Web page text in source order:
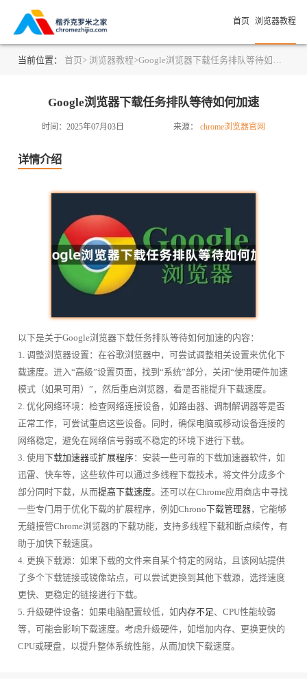
首页 浏览器教程
当前位置： 首页> 浏览器教程>Google浏览器下载任务排队等待如何加速
Google浏览器下载任务排队等待如何加速
时间：2025年07月03日 来源： chrome浏览器官网
详情介绍
以下是关于Google浏览器下载任务排队等待如何加速的内容：
1. 调整浏览器设置：在谷歌浏览器中，可尝试调整相关设置来优化下
载速度。进入“高级”设置页面，找到“系统”部分，关闭“使用硬件加速
模式（如果可用）”，然后重启浏览器，看是否能提升下载速度。
2. 优化网络环境：检查网络连接设备，如路由器、调制解调器等是否
正常工作，可尝试重启这些设备。同时，确保电脑或移动设备连接的
网络稳定，避免在网络信号弱或不稳定的环境下进行下载。
3. 使用下载加速器或扩展程序：安装一些可靠的下载加速器软件，如
迅雷、快车等，这些软件可以通过多线程下载技术，将文件分成多个
部分同时下载，从而提高下载速度。还可以在Chrome应用商店中寻找
一些专门用于优化下载的扩展程序，例如Chrono下载管理器，它能够
无缝接管Chrome浏览器的下载功能，支持多线程下载和断点续传，有
助于加快下载速度。
4. 更换下载源：如果下载的文件来自某个特定的网站，且该网站提供
了多个下载链接或镜像站点，可以尝试更换到其他下载源，选择速度
更快、更稳定的链接进行下载。
5. 升级硬件设备：如果电脑配置较低，如 内存不足、CPU性能较弱
等，可能会影响下载速度。考虑升级硬件，如增加内存、更换更快的
CPU或硬盘，以提升整体系统性能，从而加快下载速度。